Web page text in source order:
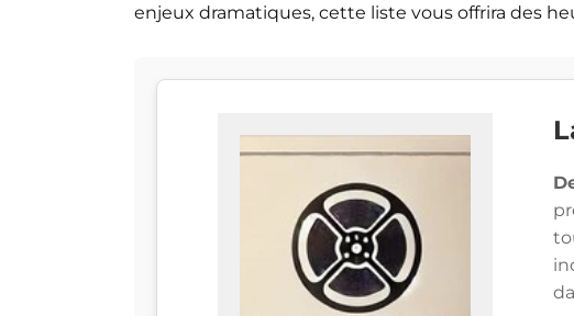
enjeux dramatiques, cette liste vous offrira des